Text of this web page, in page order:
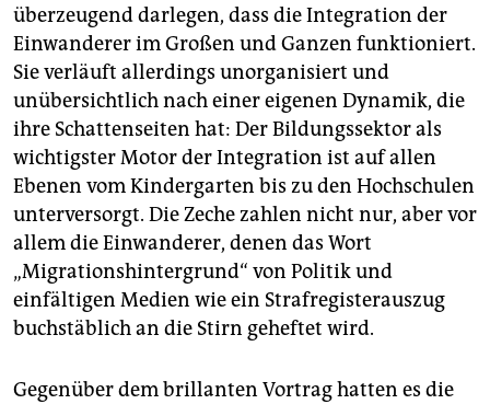
überzeugend darlegen, dass die Integration der
Einwanderer im Großen und Ganzen funktioniert.
Sie verläuft allerdings unorganisiert und
unübersichtlich nach einer eigenen Dynamik, die
ihre Schattenseiten hat: Der Bildungssektor als
wichtigster Motor der Integration ist auf allen
Ebenen vom Kindergarten bis zu den Hochschulen
unterversorgt. Die Zeche zahlen nicht nur, aber vor
allem die Einwanderer, denen das Wort
„Migrationshintergrund“ von Politik und
einfältigen Medien wie ein Strafregisterauszug
buchstäblich an die Stirn geheftet wird.
Gegenüber dem brillanten Vortrag hatten es die